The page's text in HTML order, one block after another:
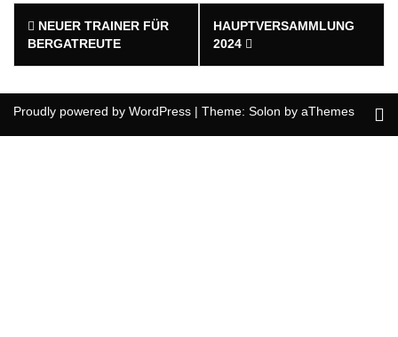
Post
navigation
NEUER TRAINER FÜR
BERGATREUTE
HAUPTVERSAMMLUNG
2024
Proudly powered by WordPress | Theme: Solon by aThemes